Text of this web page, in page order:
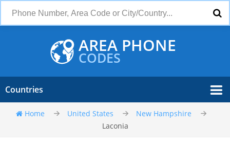
AREA PHONE
CODES
Countries
Home United States
New Hampshire
Laconia